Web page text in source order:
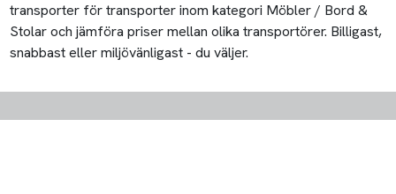
transporter för transporter inom kategori Möbler / Bord &
Stolar och jämföra priser mellan olika transportörer. Billigast,
snabbast eller miljövänligast - du väljer.